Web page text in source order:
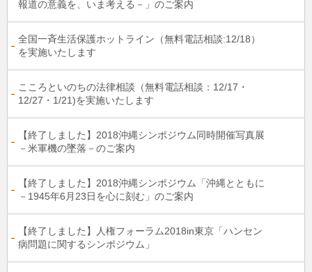
報道の意義を、いま考える－」のご案内
全国一斉生活保護ホットライン（無料電話相談:12/18）
を実施いたします
こころといのちの法律相談（無料電話相談：12/17・
12/27・1/21)を実施いたします
【終了しました】2018沖縄シンポジウム同時開催写真展
－米軍機の墜落－のご案内
【終了しました】2018沖縄シンポジウム「沖縄とともに
－1945年6月23日を心に刻む」のご案内
【終了しました】人権フォーラム2018in東京「ハンセン
病問題に関するシンポジウム」